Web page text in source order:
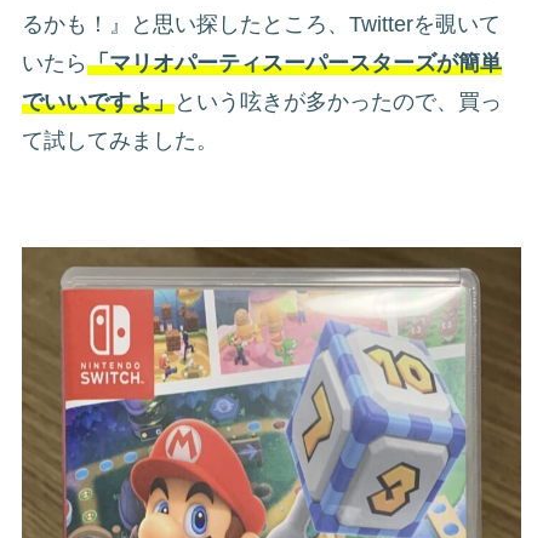
るかも！』と思い探したところ、Twitterを覗いて
いたら「マリオパーティスーパースターズが簡単
でいいですよ」という呟きが多かったので、買っ
て試してみました。